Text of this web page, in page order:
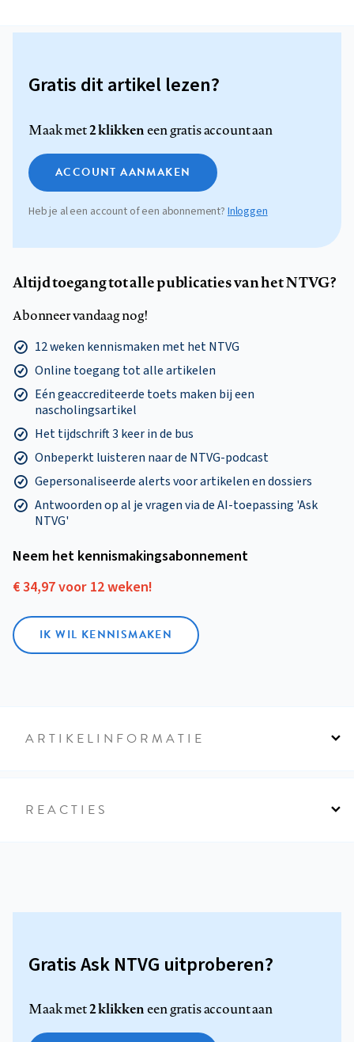
Gratis dit artikel lezen?
Maak met2 klikkeneen gratis account aan
ACCOUNT AANMAKEN
Heb je al een account of een abonnement? Inloggen
Altijd toegang tot alle publicaties van het NTVG?
Abonneer vandaag nog!
12 weken kennismaken met het NTVG
Online toegang tot alle artikelen
Eén geaccrediteerde toets maken bij een
nascholingsartikel
Het tijdschrift 3 keer in de bus
Onbeperkt luisteren naar de NTVG-podcast
Gepersonaliseerde alerts voor artikelen en dossiers
Antwoorden op al je vragen via de AI-toepassing 'Ask
NTVG'
Neem het kennismakings­abonnement
€ 34,97 voor 12 weken!
IK WIL KENNISMAKEN
ARTIKELINFORMATIE
REACTIES
Gratis Ask NTVG uitproberen?
Maak met2 klikkeneen gratis account aan